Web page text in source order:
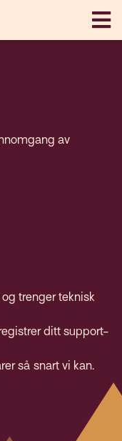
av
trenger teknisk
ditt support-
så snart vi kan.